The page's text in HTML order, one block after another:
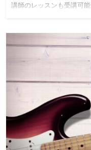
講師のレッスンも受講可